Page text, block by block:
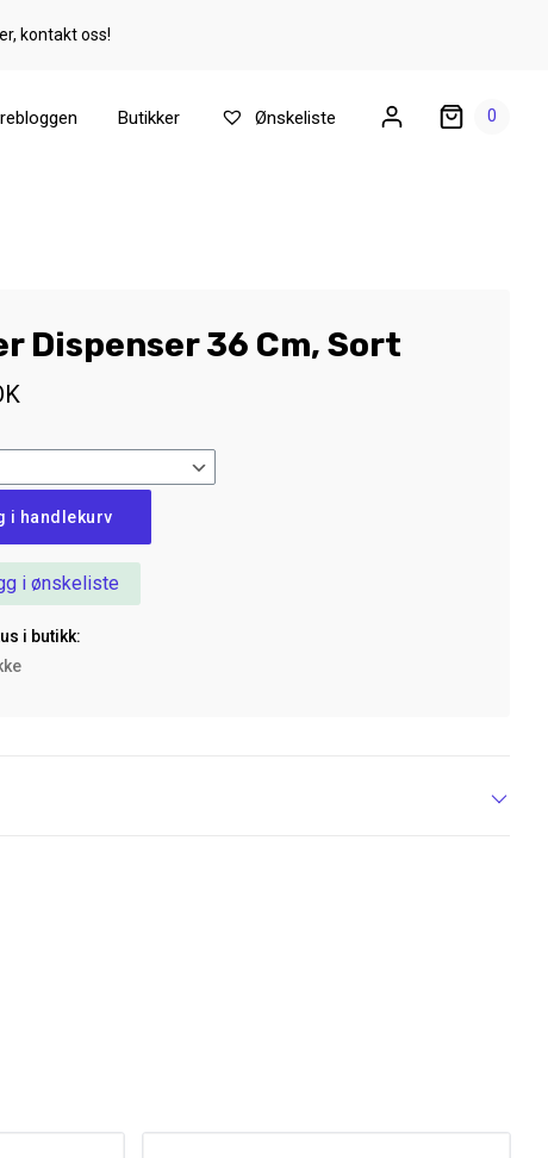
kontakt oss!
0
Butikker Ønskeliste
Dispenser 36 Cm, Sort
i handlekurv
i ønskeliste
i butikk: